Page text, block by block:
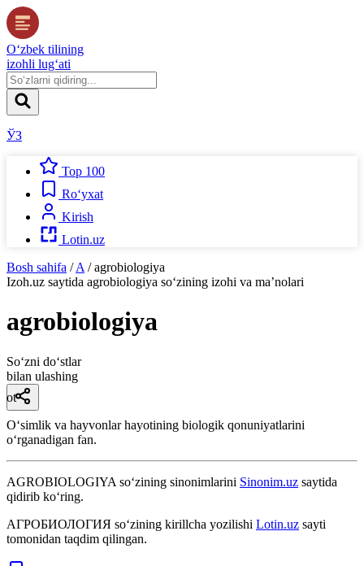
O‘zbek tilining
izohli lug‘ati
ЎЗ
Top 100
Ro‘yxat
Kirish
Lotin.uz
Bosh sahifa / A / agrobiologiya
Izoh.uz saytida agrobiologiya so‘zining izohi va ma’nolari
agrobiologiya
So‘zni do‘stlar
bilan ulashing
ot
Oʻsimlik va hayvonlar hayotining biologik qonuniyatlarini
oʻrganadigan fan.
AGROBIOLOGIYA so‘zining sinonimlarini Sinonim.uz saytida
qidirib ko‘ring.
АГРОБИОЛОГИЯ so‘zining kirillcha yozilishi Lotin.uz sayti
tomonidan taqdim qilingan.